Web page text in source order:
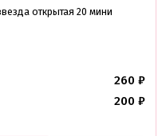
открытая 20 мини
260 ₽
200 ₽